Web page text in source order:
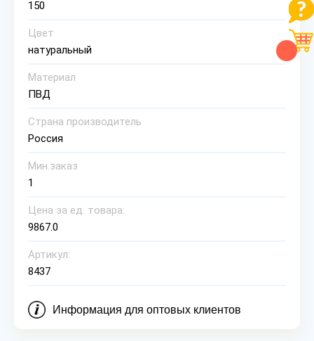
150
Цвет
натуральный
Материал
ПВД
Страна производитель
Россия
Мин.заказ
1
Цена за ед. товара:
9867.0
Артикул:
8437
Информация для оптовых клиентов